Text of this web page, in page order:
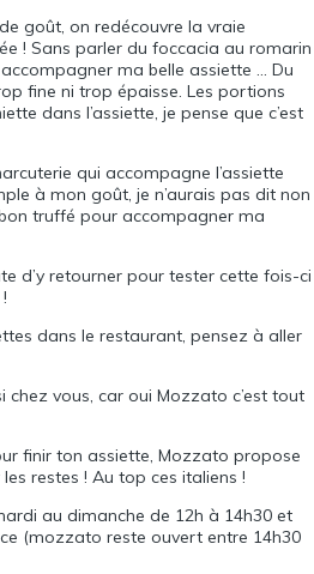
goût, on redécouvre la vraie
! Sans parler du foccacia au romarin
ma belle assiette … Du
fine ni trop épaisse. Les portions
dans l’assiette, je pense que c’est
qui accompagne l’assiette
à mon goût, je n’aurais pas dit non
truffé pour accompagner ma
d’y retourner pour tester cette fois-ci
dans le restaurant, pensez à aller
chez vous, car oui Mozzato c’est tout
finir ton assiette, Mozzato propose
restes ! Au top ces italiens !
au dimanche de 12h à 14h30 et
(mozzato reste ouvert entre 14h30